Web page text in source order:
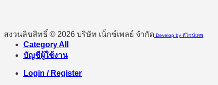
สงวนลิขสิทธิ์ © 2026 บริษัท เน็กซ์เพลย์ จำกัด Develop by ดีไซน์เทพ
Category All
บัญชีผู้ใช้งาน
Login / Register